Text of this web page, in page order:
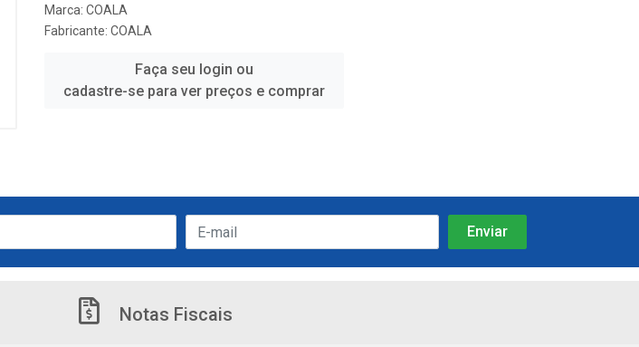
Marca: COALA
Fabricante: COALA
Faça seu login ou
cadastre-se para ver preços e comprar
Notas Fiscais